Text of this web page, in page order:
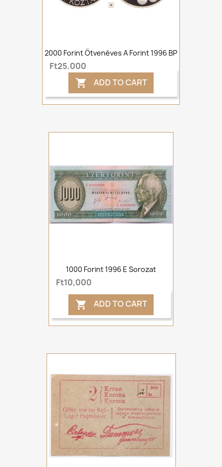
2000 Forint Ötvenéves A Forint 1996 BP
Ft25,000
 ADD TO CART
1000 Forint 1996 E Sorozat
Ft10,000
 ADD TO CART